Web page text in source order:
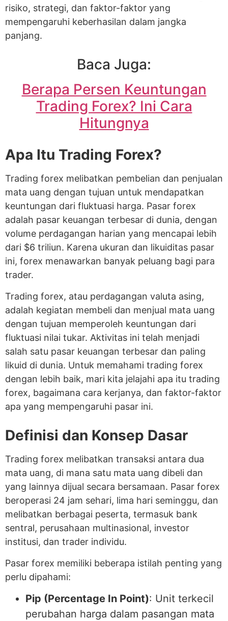
risiko, strategi, dan faktor-faktor yang
mempengaruhi keberhasilan dalam jangka
panjang.
Baca Juga:
Berapa Persen Keuntungan
Trading Forex? Ini Cara
Hitungnya
Apa Itu Trading Forex?
Trading forex melibatkan pembelian dan penjualan
mata uang dengan tujuan untuk mendapatkan
keuntungan dari fluktuasi harga. Pasar forex
adalah pasar keuangan terbesar di dunia, dengan
volume perdagangan harian yang mencapai lebih
dari $6 triliun. Karena ukuran dan likuiditas pasar
ini, forex menawarkan banyak peluang bagi para
trader.
Trading forex, atau perdagangan valuta asing,
adalah kegiatan membeli dan menjual mata uang
dengan tujuan memperoleh keuntungan dari
fluktuasi nilai tukar. Aktivitas ini telah menjadi
salah satu pasar keuangan terbesar dan paling
likuid di dunia. Untuk memahami trading forex
dengan lebih baik, mari kita jelajahi apa itu trading
forex, bagaimana cara kerjanya, dan faktor-faktor
apa yang mempengaruhi pasar ini.
Definisi dan Konsep Dasar
Trading forex melibatkan transaksi antara dua
mata uang, di mana satu mata uang dibeli dan
yang lainnya dijual secara bersamaan. Pasar forex
beroperasi 24 jam sehari, lima hari seminggu, dan
melibatkan berbagai peserta, termasuk bank
sentral, perusahaan multinasional, investor
institusi, dan trader individu.
Pasar forex memiliki beberapa istilah penting yang
perlu dipahami:
Pip (Percentage In Point): Unit terkecil
perubahan harga dalam pasangan mata